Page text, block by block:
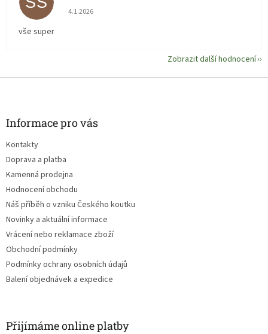
Hodnocení obchodu je 5 z 5 hvězdiček.
4.1.2026
vše super
Zobrazit další hodnocení
Informace pro vás
Kontakty
Doprava a platba
Kamenná prodejna
Hodnocení obchodu
Náš příběh o vzniku Českého koutku
Novinky a aktuální informace
Vrácení nebo reklamace zboží
Obchodní podmínky
Podmínky ochrany osobních údajů
Balení objednávek a expedice
Přijímáme online platby